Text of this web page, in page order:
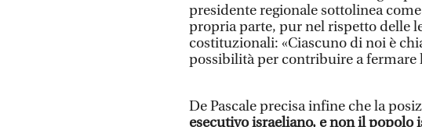
presidente regionale sottolinea
propria parte, pur nel rispetto delle
costituzionali: «Ciascuno di noi è
possibilità per contribuire a fermare
De Pascale precisa infine che la
esecutivo israeliano, e non il